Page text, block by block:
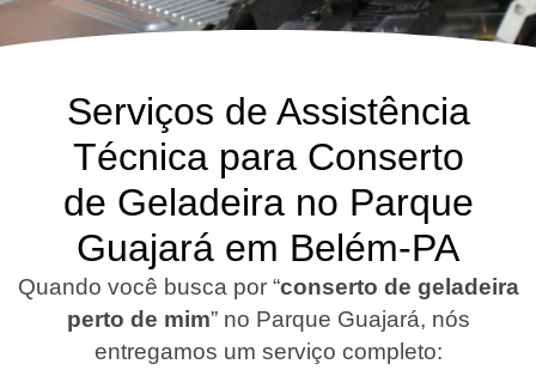
Serviços de Assistência
Técnica para Conserto
de Geladeira no Parque
Guajará em Belém-PA
Quando você busca por “conserto de geladeira
perto de mim” no Parque Guajará, nós
entregamos um serviço completo: